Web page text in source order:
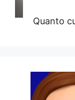
Quanto